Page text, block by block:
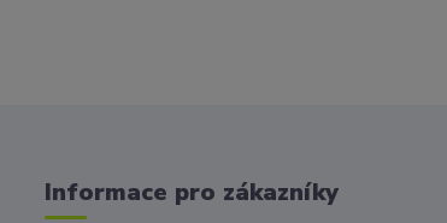
Informace pro zákazníky